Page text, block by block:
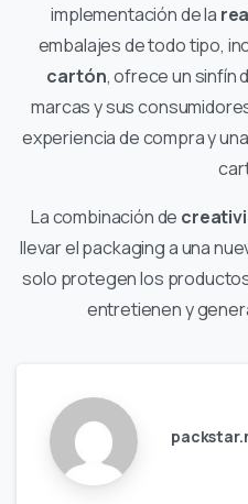
implementación de la
embalajes de todo tipo,
cartón, ofrece un sinfín
marcas y sus
experiencia de compra y
La combinación de
llevar el packaging a una
solo protegen los
entretienen y